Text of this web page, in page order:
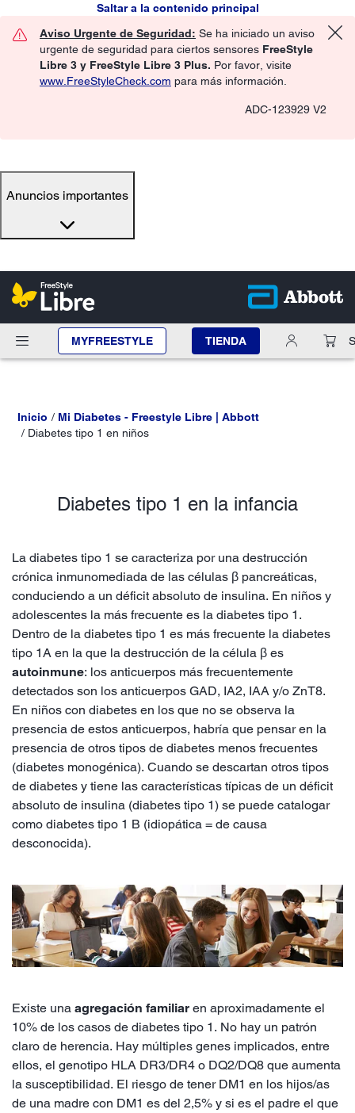
Saltar a la contenido principal
Aviso Urgente de Seguridad: Se ha iniciado un aviso
urgente de seguridad para ciertos sensores FreeStyle
Libre 3 y FreeStyle Libre 3 Plus. Por favor, visite
www.FreeStyleCheck.com para más información.
ADC-123929 V2
Anuncios importantes
MYFREESTYLE TIENDA
Inicio
Mi Diabetes - Freestyle Libre | Abbott
Diabetes tipo 1 en niños
Diabetes tipo 1 en la infancia
La diabetes tipo 1 se caracteriza por una destrucción
crónica inmunomediada de las células β pancreáticas,
conduciendo a un déficit absoluto de insulina. En niños y
adolescentes la más frecuente es la diabetes tipo 1.
Dentro de la diabetes tipo 1 es más frecuente la diabetes
tipo 1A en la que la destrucción de la célula β es
autoinmune: los anticuerpos más frecuentemente
detectados son los anticuerpos GAD, IA2, IAA y/o ZnT8.
En niños con diabetes en los que no se observa la
presencia de estos anticuerpos, habría que pensar en la
presencia de otros tipos de diabetes menos frecuentes
(diabetes monogénica). Cuando se descartan otros tipos
de diabetes y tiene las características típicas de un déficit
absoluto de insulina (diabetes tipo 1) se puede catalogar
como diabetes tipo 1 B (idiopática = de causa
desconocida).
Existe una agregación familiar en aproximadamente el
10% de los casos de diabetes tipo 1. No hay un patrón
claro de herencia. Hay múltiples genes implicados, entre
ellos, el genotipo HLA DR3/DR4 o DQ2/DQ8 que aumenta
la susceptibilidad. El riesgo de tener DM1 en los hijos/as
de una madre con DM1 es del 2,5% y si es el padre el que